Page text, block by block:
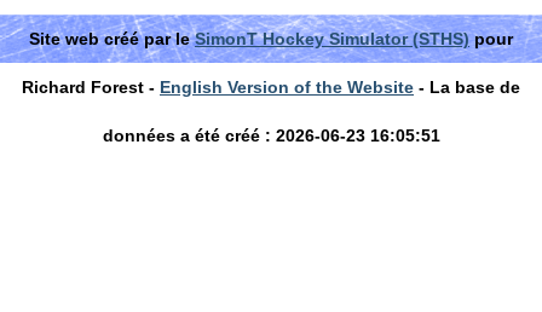
Site web créé par leSimonT Hockey Simulator (STHS)pour
Richard Forest - English Version of the Website - La base de
données a été créé : 2026-06-23 16:05:51